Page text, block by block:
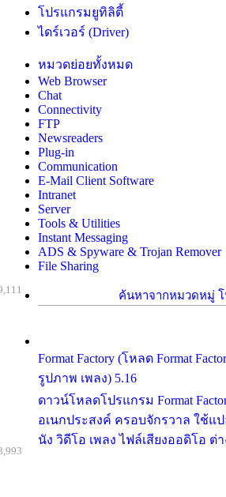
โปรแกรมยูทิลิตี้
ไดร์เวอร์ (Driver)
หมวดย่อยทั้งหมด
Web Browser
Chat
Connectivity
FTP
Newsreaders
Plug-in
Communication
E-Mail Client Software
Intranet
Server
Tools & Utilities
Instant Messaging
ADS & Spyware & Trojan Remover
File Sharing
ค้นหาจากหมวดหมู่
Format Factory (โหลด Format
รูปภาพ เพลง) 5.16
ดาวน์โหลดโปรแกรม Format
อเนกประสงค์ ครอบจักรวาล ใช้แ
นัง วิดีโอ เพลง ไฟล์เสียงออดิโอ ต่า